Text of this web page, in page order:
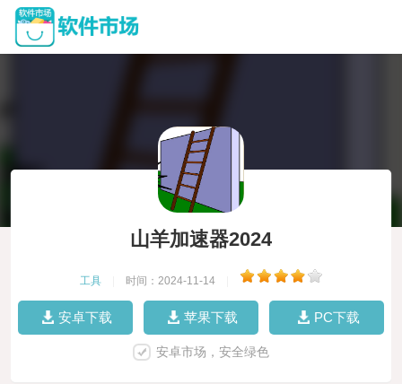
山羊加速器2024
工具 时间：2024-11-14
安卓下载 苹果下载 PC下载
安卓市场，安全绿色